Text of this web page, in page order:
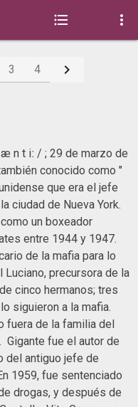
 
3 4 
n t iː / ; 29 de marzo de
conocido como "
que era el jefe
ciudad de Nueva York.
un boxeador
entre 1944 y 1947.
de la mafia para lo
precursora de la
cinco hermanos; tres
siguieron a la mafia.
fuera de la familia del
fue el autor de
del antiguo jefe de
1959, fue sentenciado
drogas, y después de